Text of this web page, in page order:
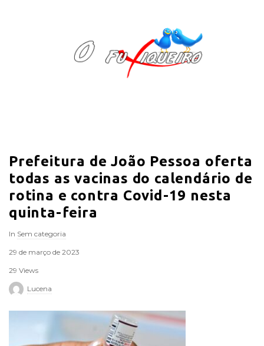
F
q
u
e
i
o
Prefeitura de João Pessoa oferta
todas as vacinas do calendário de
rotina e contra Covid-19 nesta
quinta-feira
In Sem categoria
29 de março de 2023
29 Views
Lucena